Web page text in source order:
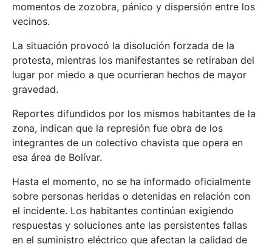
momentos de zozobra, pánico y dispersión entre los
vecinos.
La situación provocó la disolución forzada de la
protesta, mientras los manifestantes se retiraban del
lugar por miedo a que ocurrieran hechos de mayor
gravedad.
Reportes difundidos por los mismos habitantes de la
zona, indican que la represión fue obra de los
integrantes de un colectivo chavista que opera en
esa área de Bolívar.
Hasta el momento, no se ha informado oficialmente
sobre personas heridas o detenidas en relación con
el incidente. Los habitantes continúan exigiendo
respuestas y soluciones ante las persistentes fallas
en el suministro eléctrico que afectan la calidad de